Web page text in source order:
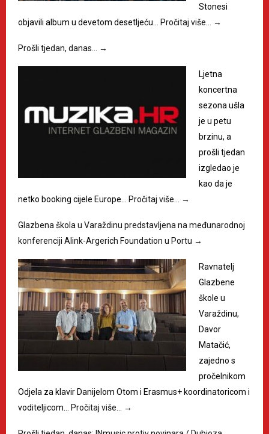
Stonesi
objavili album u devetom desetljeću…
Pročitaj više… →
Prošli tjedan, danas… →
Ljetna
koncertna
sezona ušla
je u petu
brzinu, a
prošli tjedan
izgledao je
kao da je
netko booking cijele Europe…
Pročitaj više… →
Glazbena škola u Varaždinu predstavljena na međunarodnoj
konferenciji Alink-Argerich Foundation u Portu →
Ravnatelj
Glazbene
škole u
Varaždinu,
Davor
Matačić,
zajedno s
pročelnikom
Odjela za klavir Danijelom Otom i Erasmus+ koordinatoricom i
voditeljicom…
Pročitaj više… →